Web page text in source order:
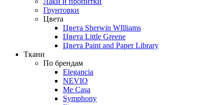
Грунтовки
Цвета
Цвета Sherwin WIlliams
Цвета Little Greene
Цвета Paint and Paper Library
Ткани
По брендам
Elegancia
NEVIO
Me Casa
Symphony